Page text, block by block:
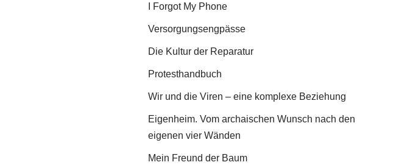
I Forgot My Phone
Versorgungsengpässe
Die Kultur der Reparatur
Protesthandbuch
Wir und die Viren – eine komplexe Beziehung
Eigenheim. Vom archaischen Wunsch nach den
eigenen vier Wänden
Mein Freund der Baum